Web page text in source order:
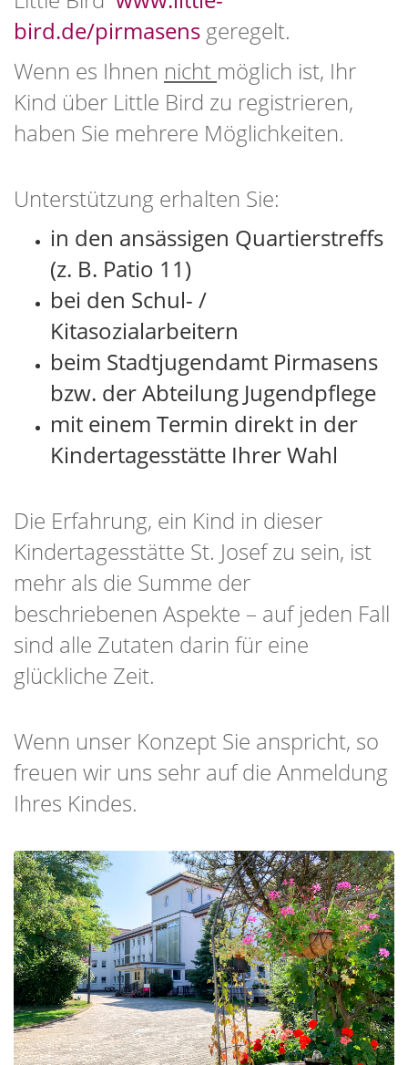
bird.de/pirmasens geregelt.
Wenn es Ihnen nicht möglich ist, Ihr
Kind über Little Bird zu registrieren,
haben Sie mehrere Möglichkeiten.
Unterstützung erhalten Sie:
in den ansässigen Quartierstreffs
(z. B. Patio 11)
bei den Schul- /
Kitasozialarbeitern
beim Stadtjugendamt Pirmasens
bzw. der Abteilung Jugendpflege
mit einem Termin direkt in der
Kindertagesstätte Ihrer Wahl
Die Erfahrung, ein Kind in dieser
Kindertagesstätte St. Josef zu sein, ist
mehr als die Summe der
beschriebenen Aspekte – auf jeden Fall
sind alle Zutaten darin für eine
glückliche Zeit.
Wenn unser Konzept Sie anspricht, so
freuen wir uns sehr auf die Anmeldung
Ihres Kindes.